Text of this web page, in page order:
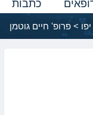
כתבות
> פרופ' חיים גוטמן